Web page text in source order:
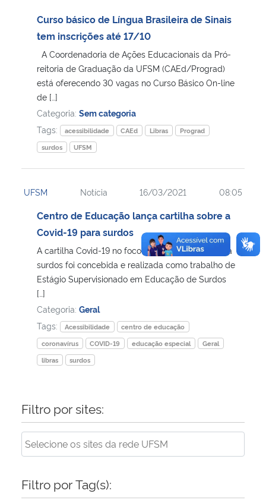
Curso básico de Língua Brasileira de Sinais
tem inscrições até 17/10
A Coordenadoria de Ações Educacionais da Pró-
reitoria de Graduação da UFSM (CAEd/Prograd)
está oferecendo 30 vagas no Curso Básico On-line
de […]
Categoria: Sem categoria
Tags:
acessibilidade CAEd Libras
Prograd
surdos
UFSM
UFSM Notícia 16/03/2021 08:05
Centro de Educação lança cartilha sobre a
Covid-19 para surdos
A cartilha Covid-19 no foco da acessibilidade para
surdos foi concebida e realizada como trabalho de
Estágio Supervisionado em Educação de Surdos
[…]
Categoria: Geral
Tags:
Acessibilidade
centro de educação
coronavírus
COVID-19 educação especial
Geral
libras
surdos
Filtro por sites:
Filtro por Tag(s):